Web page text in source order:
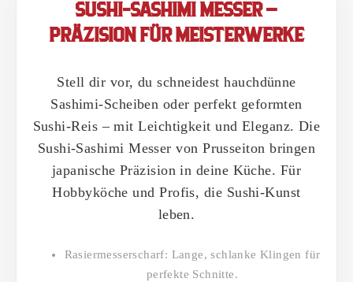
SUSHI-SASHIMI MESSER –
PRÄZISION FÜR MEISTERWERKE
Stell dir vor, du schneidest hauchdünne
Sashimi-Scheiben oder perfekt geformten
Sushi-Reis – mit Leichtigkeit und Eleganz. Die
Sushi-Sashimi Messer von Prusseiton bringen
japanische Präzision in deine Küche. Für
Hobbyköche und Profis, die Sushi-Kunst
leben.
Rasiermesserscharf: Lange, schlanke Klingen für
perfekte Schnitte.